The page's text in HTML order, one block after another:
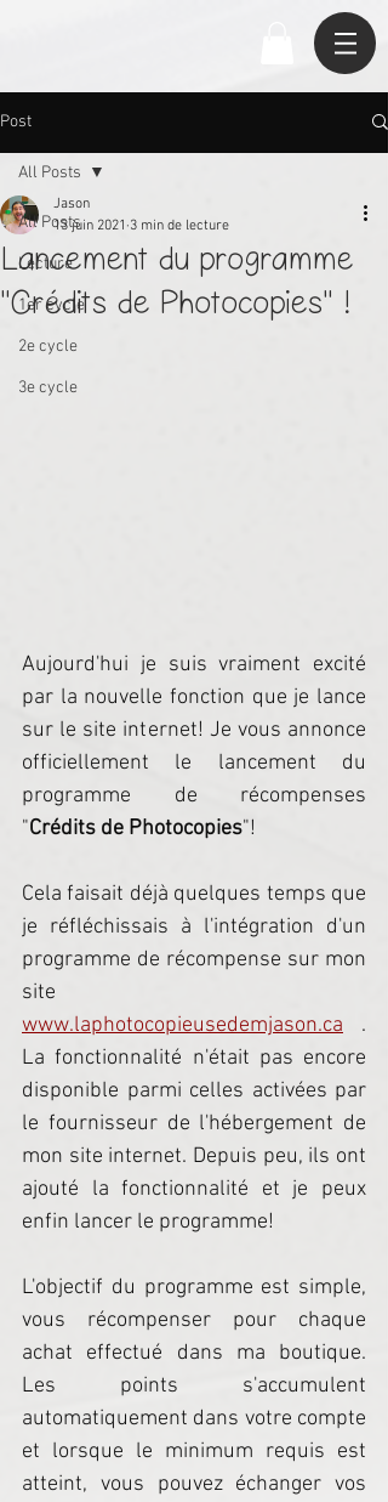
Post
All Posts
Lecture
1er cycle
2e cycle
3e cycle
All Posts
Lancement du programme
"Crédits de Photocopies" !
Jason
13 juin 2021 3 min de lecture
Aujourd'hui je suis vraiment excité
par la nouvelle fonction que je lance
sur le site internet! Je vous annonce
officiellement le lancement du
programme de récompenses
"Crédits de Photocopies"!
Cela faisait déjà quelques temps que
je réfléchissais à l'intégration d'un
programme de récompense sur mon
www.laphotocopieusedemjason.ca .
La fonctionnalité n'était pas encore
disponible parmi celles activées par
le fournisseur de l'hébergement de
mon site internet. Depuis peu, ils ont
ajouté la fonctionnalité et je peux
enfin lancer le programme!
L'objectif du programme est simple,
vous récompenser pour chaque
achat effectué dans ma boutique.
Les points s'accumulent
automatiquement dans votre compte
et lorsque le minimum requis est
atteint, vous pouvez échanger vos